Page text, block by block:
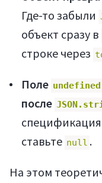
Где-то забыли
объект сразу в
строке через
Поле undefined
после
ставьте null .
На этом